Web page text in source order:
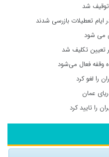
توقیف شد
ایام تعطیلات بازرسی شدند
می‌ شود
تکلیف شد
وقفه فعال می‌شود
را لغو کرد
عمان
را تایید کرد